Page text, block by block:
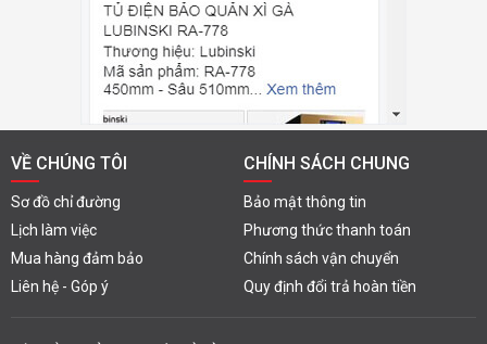
VỀ CHÚNG TÔI
Sơ đồ chỉ đường
Lịch làm việc
Mua hàng đảm bảo
Liên hệ - Góp ý
CHÍNH SÁCH CHUNG
Bảo mật thông tin
Phương thức thanh toán
Chính sách vận chuyển
Quy định đổi trả hoàn tiền